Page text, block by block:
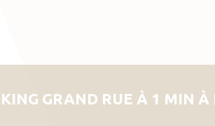
GRAND RUE À 1 MIN À